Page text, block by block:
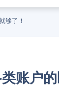
够了！
账户